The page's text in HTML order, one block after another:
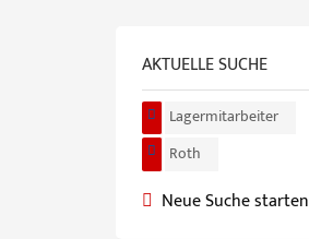
AKTUELLE SUCHE
Lagermitarbeiter
Roth
Neue Suche starten